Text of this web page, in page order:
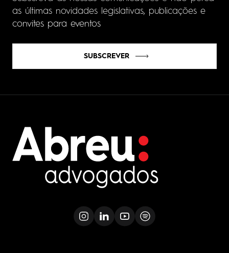
as últimas novidades legislativas, publicações e
convites para eventos
SUBSCREVER